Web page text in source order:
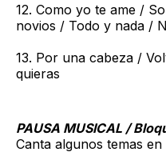
12. Como yo te ame /
novios / Todo y nada /
13. Por una cabeza /
quieras
PAUSA MUSICAL /
Canta algunos temas